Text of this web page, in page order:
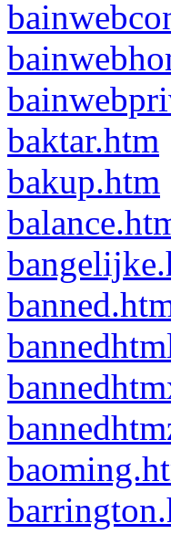
baktar.htm
bakup.htm